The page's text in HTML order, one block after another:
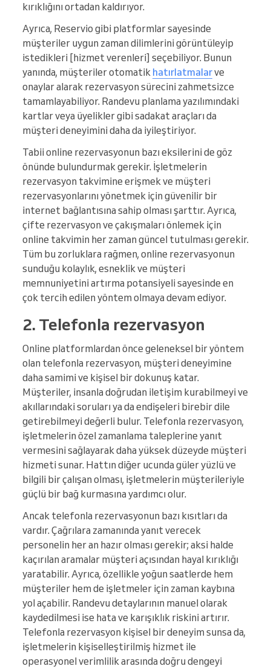
kırıklığını ortadan kaldırıyor.
Ayrıca, Reservio gibi platformlar sayesinde
müşteriler uygun zaman dilimlerini görüntüleyip
istedikleri [hizmet verenleri] seçebiliyor. Bunun
yanında, müşteriler otomatik hatırlatmalarve
onaylar alarak rezervasyon sürecini zahmetsizce
tamamlayabiliyor. Randevu planlama yazılımındaki
kartlar veya üyelikler gibi sadakat araçları da
müşteri deneyimini daha da iyileştiriyor.
Tabii online rezervasyonun bazı eksilerini de göz
önünde bulundurmak gerekir. İşletmelerin
rezervasyon takvimine erişmek ve müşteri
rezervasyonlarını yönetmek için güvenilir bir
internet bağlantısına sahip olması şarttır. Ayrıca,
çifte rezervasyon ve çakışmaları önlemek için
online takvimin her zaman güncel tutulması gerekir.
Tüm bu zorluklara rağmen, online rezervasyonun
sunduğu kolaylık, esneklik ve müşteri
memnuniyetini artırma potansiyeli sayesinde en
çok tercih edilen yöntem olmaya devam ediyor.
2. Telefonla rezervasyon
Online platformlardan önce geleneksel bir yöntem
olan telefonla rezervasyon, müşteri deneyimine
daha samimi ve kişisel bir dokunuş katar.
Müşteriler, insanla doğrudan iletişim kurabilmeyi ve
akıllarındaki soruları ya da endişeleri birebir dile
getirebilmeyi değerli bulur. Telefonla rezervasyon,
işletmelerin özel zamanlama taleplerine yanıt
vermesini sağlayarak daha yüksek düzeyde müşteri
hizmeti sunar. Hattın diğer ucunda güler yüzlü ve
bilgili bir çalışan olması, işletmelerin müşterileriyle
güçlü bir bağ kurmasına yardımcı olur.
Ancak telefonla rezervasyonun bazı kısıtları da
vardır. Çağrılara zamanında yanıt verecek
personelin her an hazır olması gerekir; aksi halde
kaçırılan aramalar müşteri açısından hayal kırıklığı
yaratabilir. Ayrıca, özellikle yoğun saatlerde hem
müşteriler hem de işletmeler için zaman kaybına
yol açabilir. Randevu detaylarının manuel olarak
kaydedilmesi ise hata ve karışıklık riskini artırır.
Telefonla rezervasyon kişisel bir deneyim sunsa da,
işletmelerin kişiselleştirilmiş hizmet ile
operasyonel verimlilik arasında doğru dengeyi